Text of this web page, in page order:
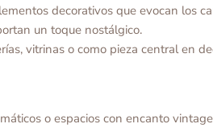
decorativos que evocan los
un toque nostálgico.
vitrinas o como pieza central en
o espacios con encanto